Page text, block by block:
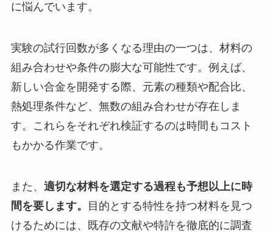
に悩んでいます。
実験の試行回数が多くなる理由の一つは、材料の
組み合わせや条件の膨大な可能性です。例えば、
新しい合金を開発する際、元素の種類や配合比、
熱処理条件など、無数の組み合わせが存在しま
す。これらをそれぞれ検証するのは時間もコスト
もかかる作業です。
また、 適切な材料を選定する過程も予想以上に時
間を要します。
目的とする特性を持つ材料を見つ
けるためには、既存の文献や特許を徹底的に調査